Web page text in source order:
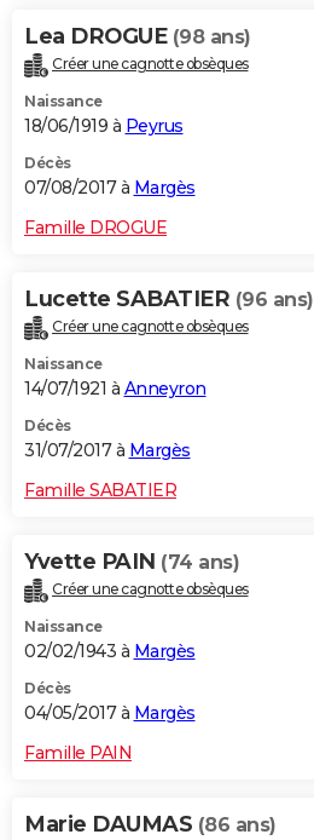
Lea DROGUE (98 ans)
Créer une cagnotte obsèques
Naissance
18/06/1919 à Peyrus
Décès
07/08/2017 à Margès
Famille DROGUE
Lucette SABATIER (96 ans)
Créer une cagnotte obsèques
Naissance
14/07/1921 à Anneyron
Décès
31/07/2017 à Margès
Famille SABATIER
Yvette PAIN (74 ans)
Créer une cagnotte obsèques
Naissance
02/02/1943 à Margès
Décès
04/05/2017 à Margès
Famille PAIN
Marie DAUMAS (86 ans)